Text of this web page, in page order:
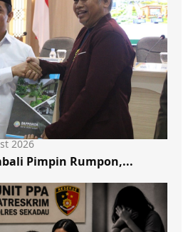
2026
Pimpin Rumpon,...